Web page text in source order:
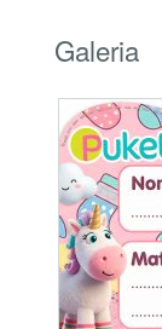
Galeria